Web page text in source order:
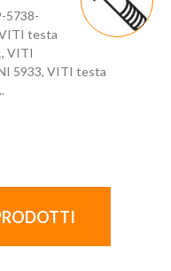
5738-
testa
VITI
5933, VITI testa